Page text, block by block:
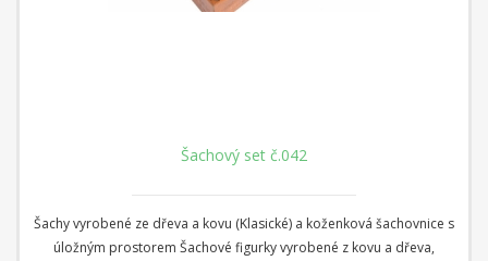
Šachový set č.042
Šachy vyrobené ze dřeva a kovu (Klasické) a koženková šachovnice s
úložným prostorem Šachové figurky vyrobené z kovu a dřeva,